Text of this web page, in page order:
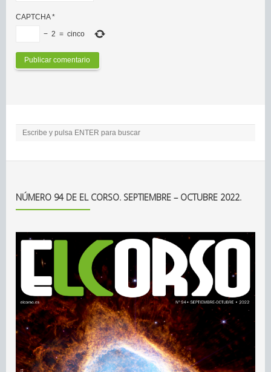
CAPTCHA*
− 2 = cinco
NÚMERO 94 DE EL CORSO. SEPTIEMBRE – OCTUBRE 2022.